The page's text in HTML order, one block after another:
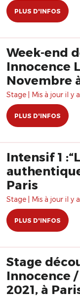
PLUS D'INFOS
Week-end
Innocence
Novembre
Stage | Mis à jour il y
PLUS D'INFOS
Intensif 1
Paris
Stage | Mis à jour il y
PLUS D'INFOS
Stage
Innocence
2021, à